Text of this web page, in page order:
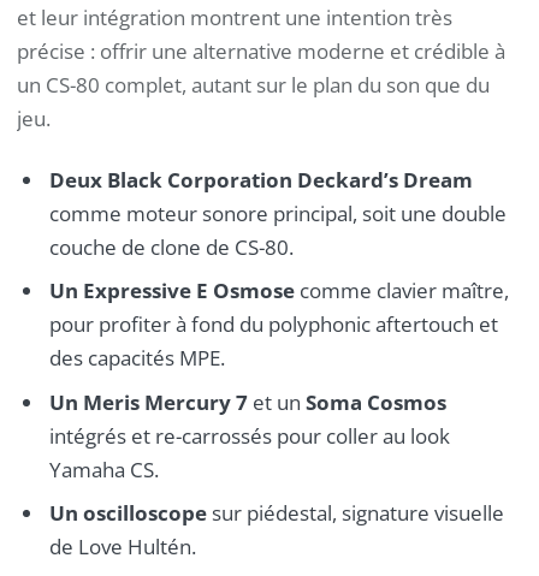
et leur intégration montrent une intention très
précise : offrir une alternative moderne et crédible à
un CS-80 complet, autant sur le plan du son que du
jeu.
Deux Black Corporation Deckard’s Dream
comme moteur sonore principal, soit une double
couche de clone de CS-80.
Un Expressive E Osmosecomme clavier maître,
pour profiter à fond du polyphonic aftertouch et
des capacités MPE.
Un Meris Mercury 7et un Soma Cosmos
intégrés et re-carrossés pour coller au look
Yamaha CS.
Un oscilloscopesur piédestal, signature visuelle
de Love Hultén.